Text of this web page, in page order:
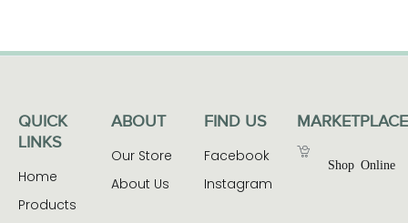
QUICK
LINKS
Home
Products
ABOUT
Our Store
About Us
FIND US
Facebook
Instagram
MARKETPLACE
Shop Online